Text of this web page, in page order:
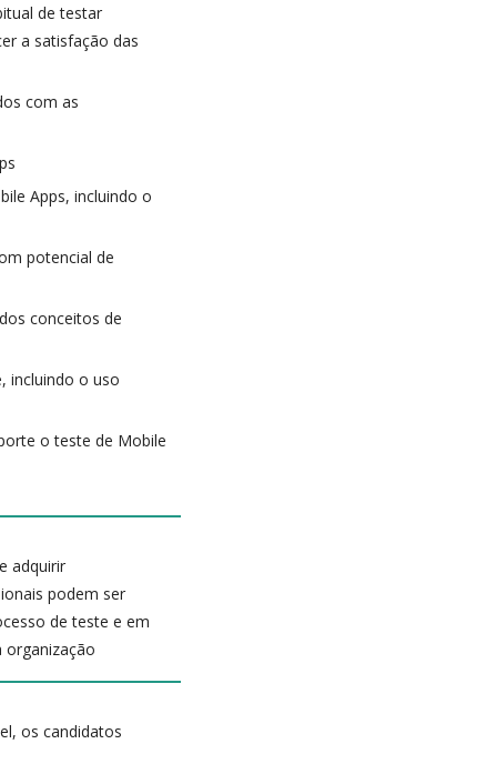
de testar
a satisfação das
com as
Apps, incluindo o
potencial de
conceitos de
incluindo o uso
o teste de Mobile
adquirir
podem ser
de teste e em
os candidatos